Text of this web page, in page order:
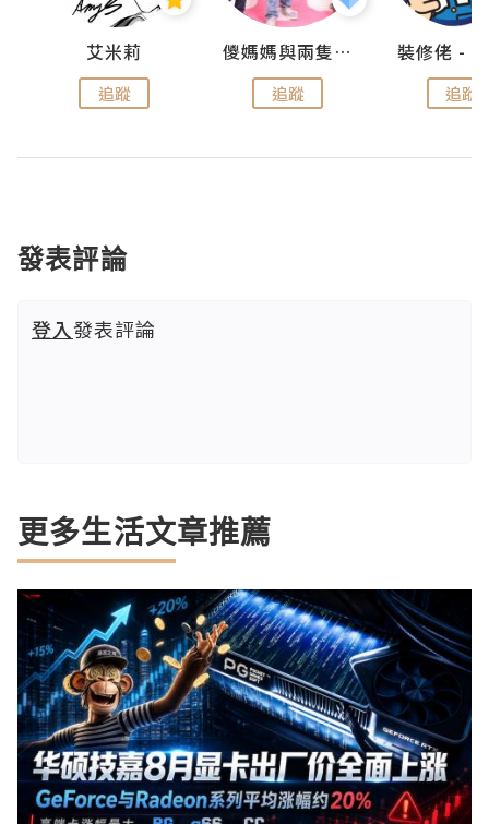
艾米莉
追蹤
儍媽媽與兩隻小魔怪之家
追蹤 追蹤
發表評論
登入發表評論
更多生活文章推薦